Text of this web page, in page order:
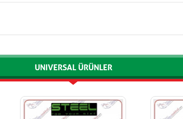
UNIVERSAL ÜRÜNLER